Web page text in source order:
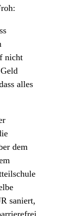
nicht
alles
dem
saniert,